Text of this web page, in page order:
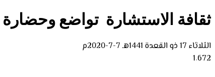
ثقافة الاستشارة تواضع وحضارة
الثلاثاء 17 ذو القعدة 1441هـ 7-7-2020م
1٬672